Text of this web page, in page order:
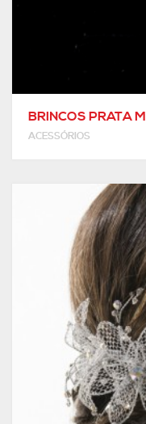
BRINCOS PRATA M
ACESSÓRIOS